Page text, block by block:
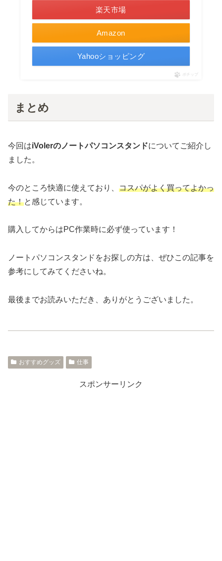
Amazon
楽天市場
Yahooショッピング
ポチップ
まとめ
今回はiVolerのノートパソコンスタンドについてご紹介し
ました。
今のところ快適に使えており、 コスパがよく買ってよかっ
た！と感じています。
購入してからはPC作業時に必ず使っています！
ノートパソコンスタンドをお探しの方は、ぜひこの記事を
参考にしてみてくださいね。
最後までお読みいただき、ありがとうございました。
おすすめグッズ 仕事
スポンサーリンク